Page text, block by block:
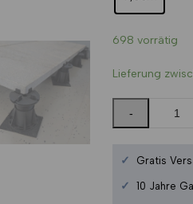
698 vorrätig
Lieferung
✓ Gratis
✓ 10 Jahre